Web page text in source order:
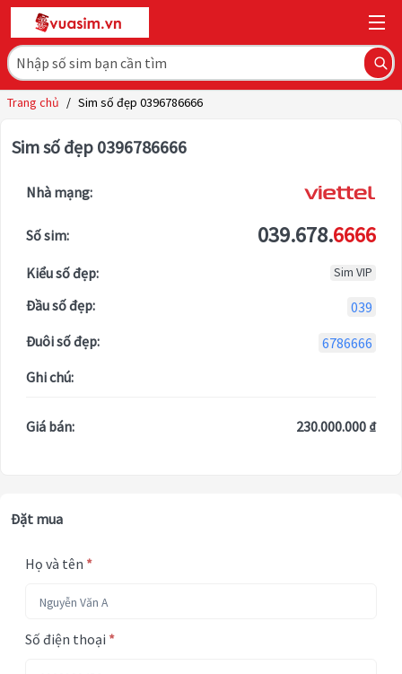
Trang chủ / Sim số đẹp 0396786666
Sim số đẹp 0396786666
Nhà mạng:
Số sim: 039.678.6666
Kiểu số đẹp: Sim VIP
Đầu số đẹp:
039
Đuôi số đẹp:
6786666
Ghi chú:
Giá bán: 230.000.000 ₫
Đặt mua
Họ và tên *
Số điện thoại *